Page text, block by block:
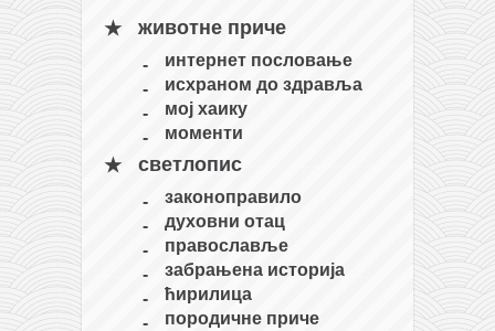
наиханчи
кушанку
темашивари
кобудо
животне приче
интернет пословање
исхраном до здравља
мој хаику
моменти
светлопис
законоправило
духовни отац
православље
забрањена историја
ћирилица
породичне приче